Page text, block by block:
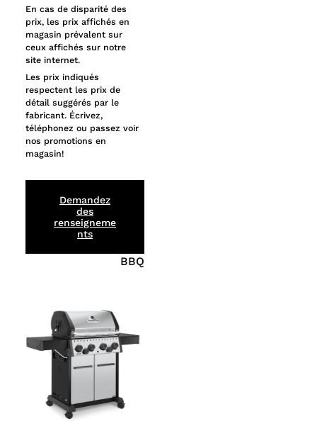
BBQ
En cas de disparité des
prix, les prix affichés en
magasin prévalent sur
ceux affichés sur notre
site internet.
Les prix indiqués
respectent les prix de
détail suggérés par le
fabricant. Écrivez,
téléphonez ou passez voir
nos promotions en
magasin!
Demandez
des
renseigneme
nts